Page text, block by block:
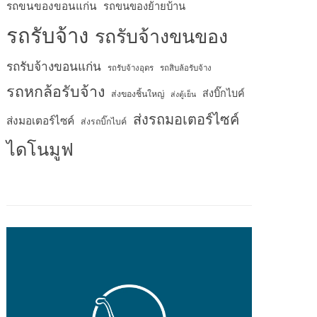
รถขนของขอนแก่น รถขนของย้ายบ้าน
รถรับจ้าง รถรับจ้างขนของ
รถรับจ้างขอนแก่น รถรับจ้างอุดร รถสิบล้อรับจ้าง
รถหกล้อรับจ้าง ส่งของชิ้นใหญ่ ส่งตู้เย็น ส่งบิ๊กไบค์
ส่งมอเตอร์ไซค์ ส่งรถบิ๊กไบค์ ส่งรถมอเตอร์ไซค์
ไดโนมูฟ